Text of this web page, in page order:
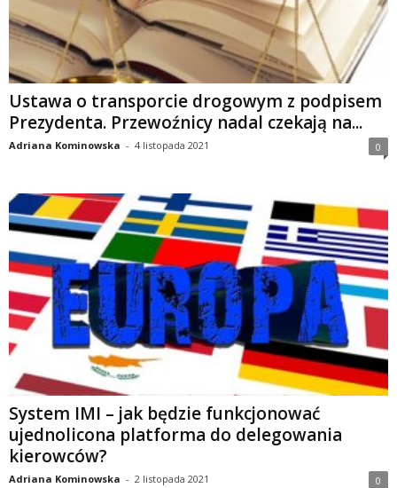
Ustawa o transporcie drogowym z podpisem
Prezydenta. Przewoźnicy nadal czekają na...
Adriana Kominowska - 4 listopada 2021 0
System IMI – jak będzie funkcjonować
ujednolicona platforma do delegowania
kierowców?
Adriana Kominowska - 2 listopada 2021 0